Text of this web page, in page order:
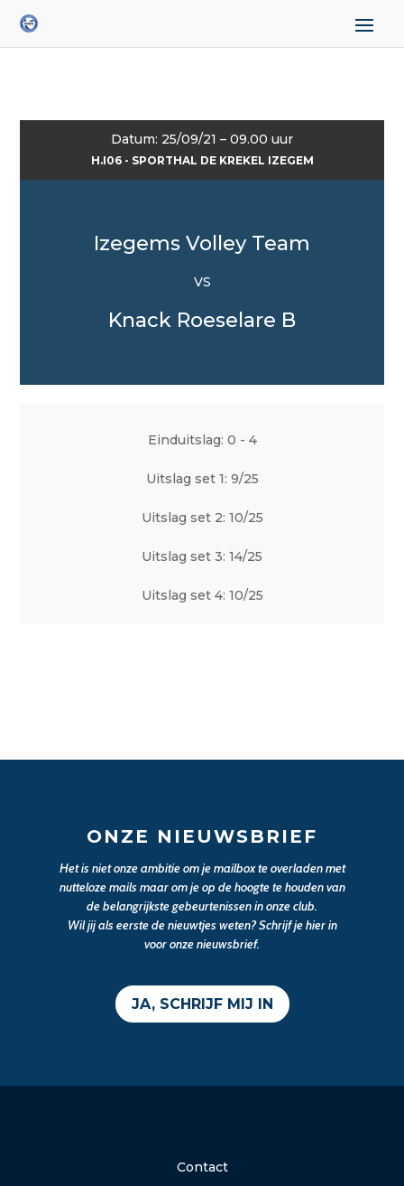
Datum: 25/09/21 – 09.00 uur
H.I06 - SPORTHAL DE KREKEL IZEGEM
Izegems Volley Team
VS
Knack Roeselare B
Einduitslag: 0 - 4
Uitslag set 1: 9/25
Uitslag set 2: 10/25
Uitslag set 3: 14/25
Uitslag set 4: 10/25
ONZE NIEUWSBRIEF
Het is niet onze ambitie om je mailbox te overladen met
nutteloze mails maar om je op de hoogte te houden van
de belangrijkste gebeurtenissen in onze club.
Wil jij als eerste de nieuwtjes weten? Schrijf je hier in
voor onze nieuwsbrief.
JA, SCHRIJF MIJ IN
Contact